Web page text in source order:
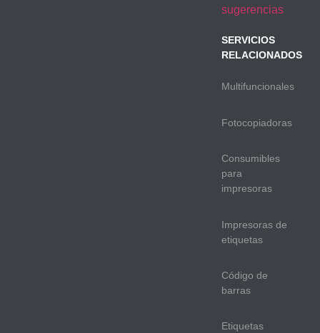
sugerencias
SERVICIOS
RELACIONADOS
Multifuncionales
Fotocopiadoras
Consumibles
para
impresoras
Impresoras de
etiquetas
Código de
barras
Etiquetas